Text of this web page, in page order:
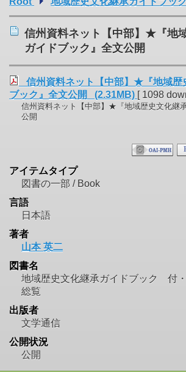
信州資料ネット【中部】★『地
ガイドブック』全文公開
信州資料ネット【中部】★『地域歴
ブック』全文公開 (2.31MB) [ 1098
信州資料ネット【中部】★『地域歴史文化継
公開
アイテムタイプ
図書の一部 / Book
言語
日本語
著者
山本 英二
図書名
地域歴史文化継承ガイドブック 付
総覧
出版者
文学通信
公開状況
公開